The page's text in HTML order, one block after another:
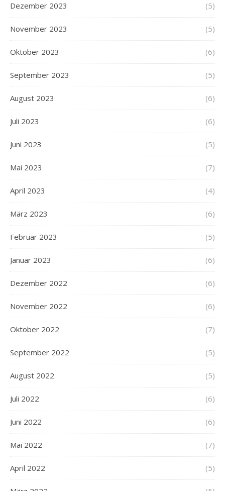
Dezember 2023 (5)
November 2023 (5)
Oktober 2023 (6)
September 2023 (5)
August 2023 (6)
Juli 2023 (6)
Juni 2023 (5)
Mai 2023 (7)
April 2023 (4)
März 2023 (6)
Februar 2023 (5)
Januar 2023 (6)
Dezember 2022 (6)
November 2022 (6)
Oktober 2022 (7)
September 2022 (5)
August 2022 (5)
Juli 2022 (6)
Juni 2022 (6)
Mai 2022 (7)
April 2022 (5)